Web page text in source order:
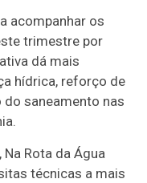
acompanhar os
trimestre por
dá mais
hídrica, reforço de
saneamento nas
Rota da Água
técnicas a mais